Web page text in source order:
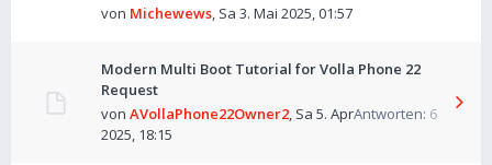
von Michewews, Sa 3. Mai 2025, 01:57
Modern Multi Boot Tutorial for Volla Phone 22
Request
Antworten: 6
von AVollaPhone22Owner2, Sa 5. Apr
2025, 18:15